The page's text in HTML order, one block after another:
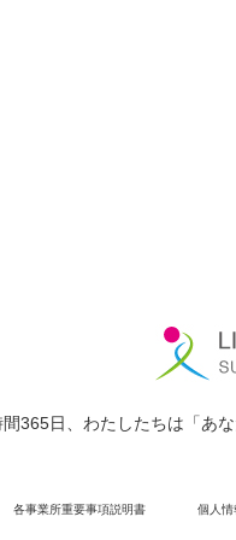
間365日、わたしたちは「あ
各事業所重要事項説明書 個人情